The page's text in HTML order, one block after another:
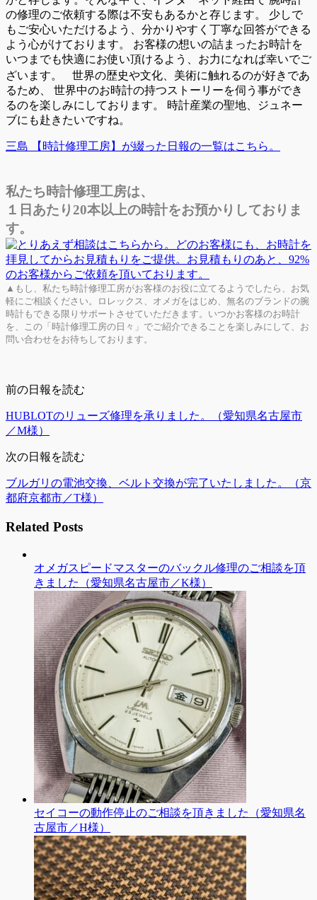
の修理のご依頼する際は不安もあるかと存じます。 少しで
もご安心いただけるよう、分かりやすく丁寧な回答ができる
よう心がけております。 お客様の想いの詰まったお時計を
いつまでも快適にお使い頂けるよう、お力になれば幸いでご
ざいます。 世界の歴史や文化、美術に触れるのが好きであ
るため、 世界中のお時計の持つストーリーを伺う事ができ
るのを楽しみにしております。 時計産業の聖地、ジュネー
ブにも赴きたいですね。
三島 【時計修理工房】が綴った日報の一覧はこちら。
私たち時計修理工房は、
１日あたり20本以上の時計をお預かりしておりま
す。
▲もし、私たち時計修理工房がお客様のお役に立てるようでしたら、お気
軽にご相談ください。ロレックス、オメガをはじめ、無名のブランドの腕
時計もできる限りサポートさせていただきます。いつかお客様のお時計
を、この「時計修理工房の日々」でご紹介できることを楽しみにして、お
問い合わせをお待ちしております。
前の日報を読む
HUBLOTのリューズ修理を承りました。（愛知県名古屋市
／M様）
次の日報を読む
ブルガリの電池交換、ベルト交換が完了いたしました。（京
都府京都市／T様）
Related Posts
オメガスピードマスターのバックル修理のご相談を頂
きました（愛知県名古屋市／K様）
セイコーの動作停止のご相談を頂きました（愛知県名
古屋市／H様）